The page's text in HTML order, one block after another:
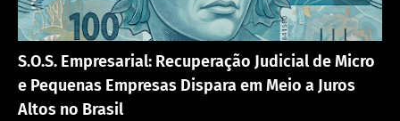
S.O.S. Empresarial: Recuperação Judicial de Micro
e Pequenas Empresas Dispara em Meio a Juros
Altos no Brasil